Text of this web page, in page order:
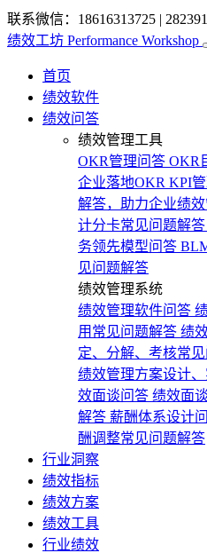
联系微信：18616313725 |
绩效工坊 Performance Workshop
首页
绩效软件
绩效问答
绩效管理工具
OKR管理问答 OKR
企业落地OKR KPI
解答，助力企业绩
计分卡常见问题解
务领先模型问答
见问题解答
绩效管理系统
绩效管理软件问答
用常见问题解答 绩
定、分解、考核常
绩效管理方案设计
效面谈问答 绩效面
解答 薪酬体系设计
酬调整常见问题解答
行业洞察
绩效指标
绩效方案
绩效工具
行业绩效